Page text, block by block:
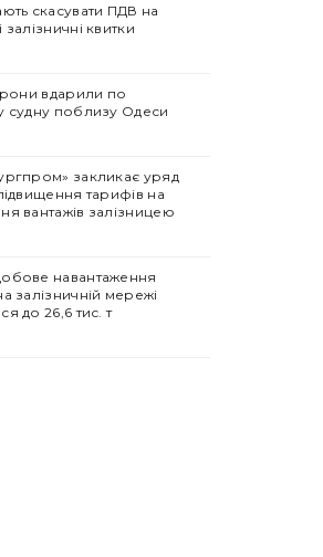
скасувати ПДВ на
квитки
вдарили по
судну поблизу Одеси
закликає уряд
тарифів на
вантажів залізницею
навантаження
залізничній мережі
до 26,6 тис. т